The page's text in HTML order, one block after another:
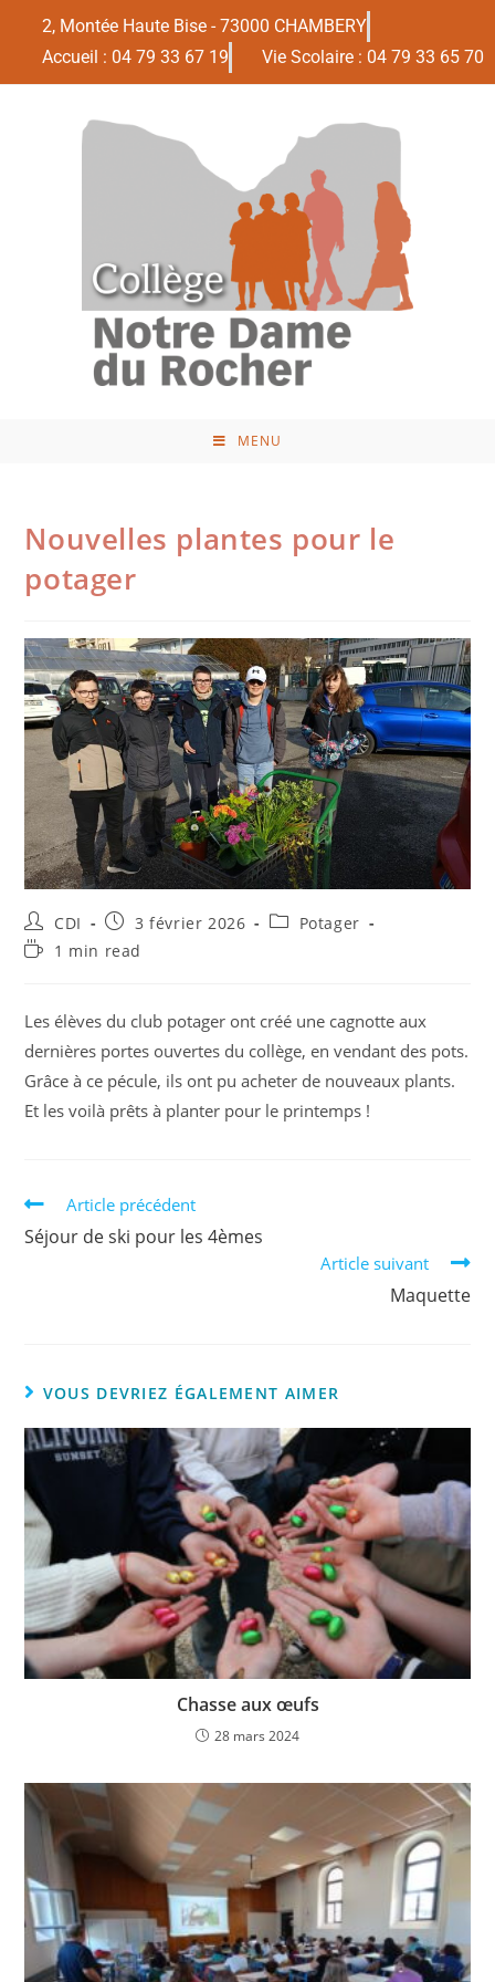
2, Montée Haute Bise - 73000 CHAMBERY
Accueil : 04 79 33 67 19
Vie Scolaire : 04 79 33 65 70
MENU
Nouvelles plantes pour le
potager
CDI 3 février 2026
Potager
1 min read
Les élèves du club potager ont créé une cagnotte aux
dernières portes ouvertes du collège, en vendant des pots.
Grâce à ce pécule, ils ont pu acheter de nouveaux plants.
Et les voilà prêts à planter pour le printemps !
Article précédent
Séjour de ski pour les 4èmes
Article suivant
Maquette
VOUS DEVRIEZ ÉGALEMENT AIMER
Chasse aux œufs
28 mars 2024